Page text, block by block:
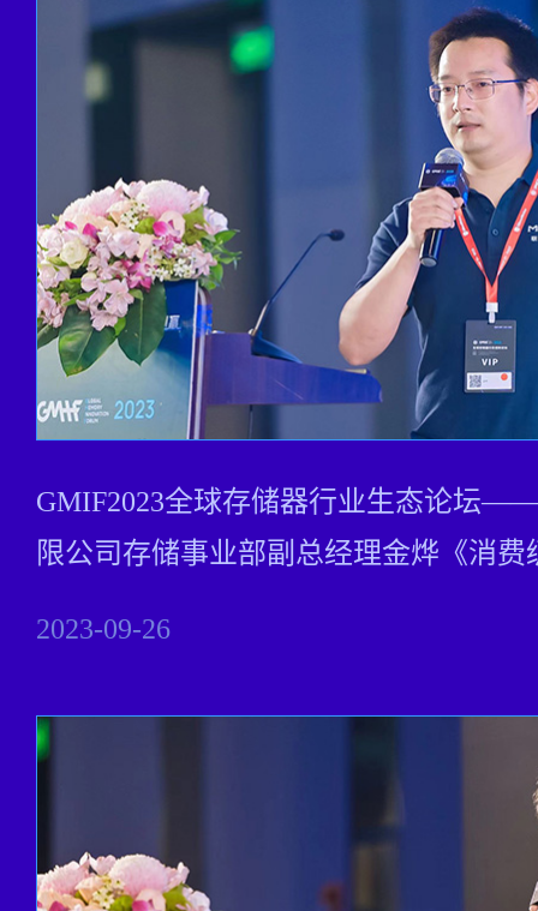
GMIF2023全球存储器行业生态论坛
限公司存储事业部副总经理金烨《消费
2023-09-26